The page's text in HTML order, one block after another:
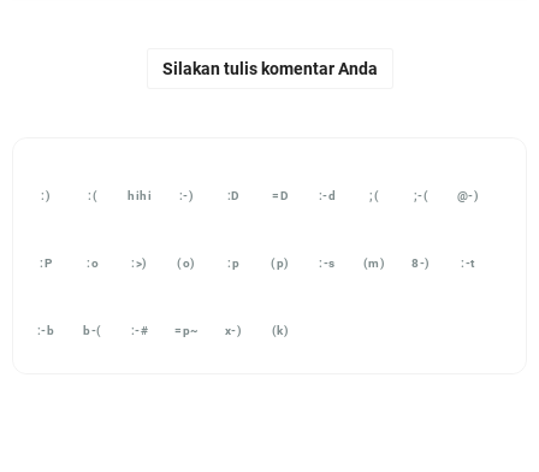
Silakan tulis komentar Anda
:) :( hihi :-) :D =D :-d ;( ;-( @-)
:P :o :>) (o) :p (p) :-s (m) 8-) :-t
:-b b-( :-# =p~ x-) (k)